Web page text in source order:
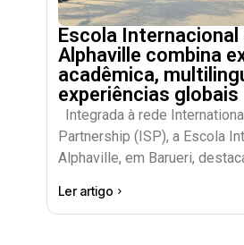
Escola Internacional
Alphaville combina
acadêmica,
experiências globais
Integrada à rede
Partnership (ISP), a Escola
Alphaville, em Barueri,
Ler artigo